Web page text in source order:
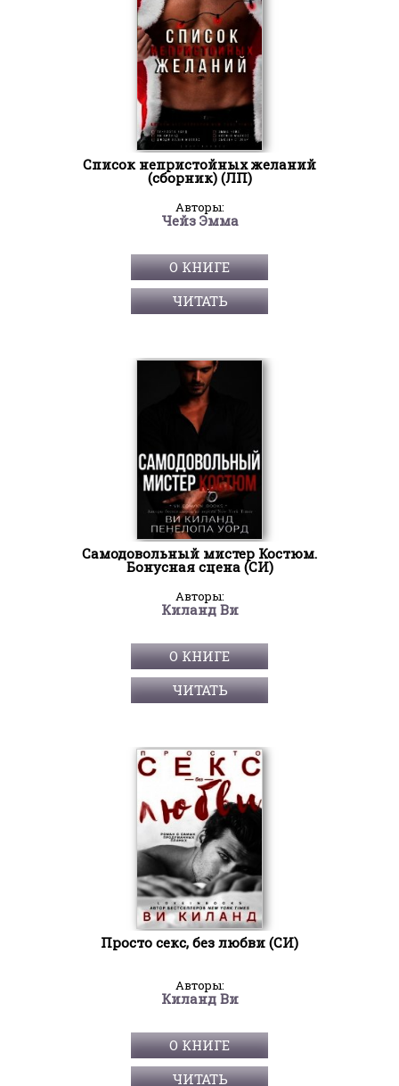
Список непристойных желаний
(сборник) (ЛП)
Авторы:
Чейз Эмма
О КНИГЕ
ЧИТАТЬ
Самодовольный мистер Костюм.
Бонусная сцена (СИ)
Авторы:
Киланд Ви
О КНИГЕ
ЧИТАТЬ
Просто секс, без любви (СИ)
Авторы:
Киланд Ви
О КНИГЕ
ЧИТАТЬ